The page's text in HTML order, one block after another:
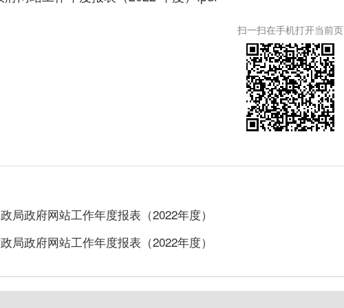
扫一扫在手机打开当前页
局政府网站工作年度报表（2022年度）
局政府网站工作年度报表（2022年度）